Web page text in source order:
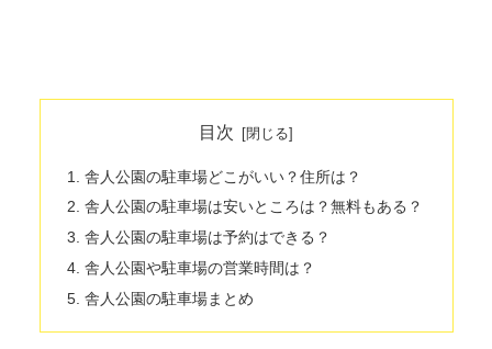
目次
舎人公園の駐車場どこがいい？住所は？
舎人公園の駐車場は安いところは？無料もある？
舎人公園の駐車場は予約はできる？
舎人公園や駐車場の営業時間は？
舎人公園の駐車場まとめ